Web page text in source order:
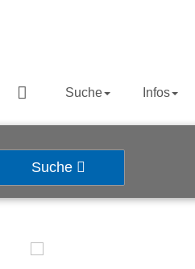
Suche Infos
Suche